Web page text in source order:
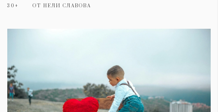
30+ ОТ НЕЛИ СЛАВОВА